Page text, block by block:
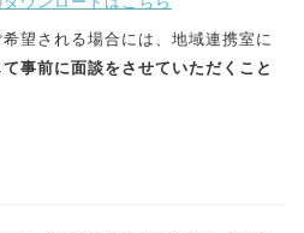
望される場合には、地域連携室に
事前に面談をさせていただくこと